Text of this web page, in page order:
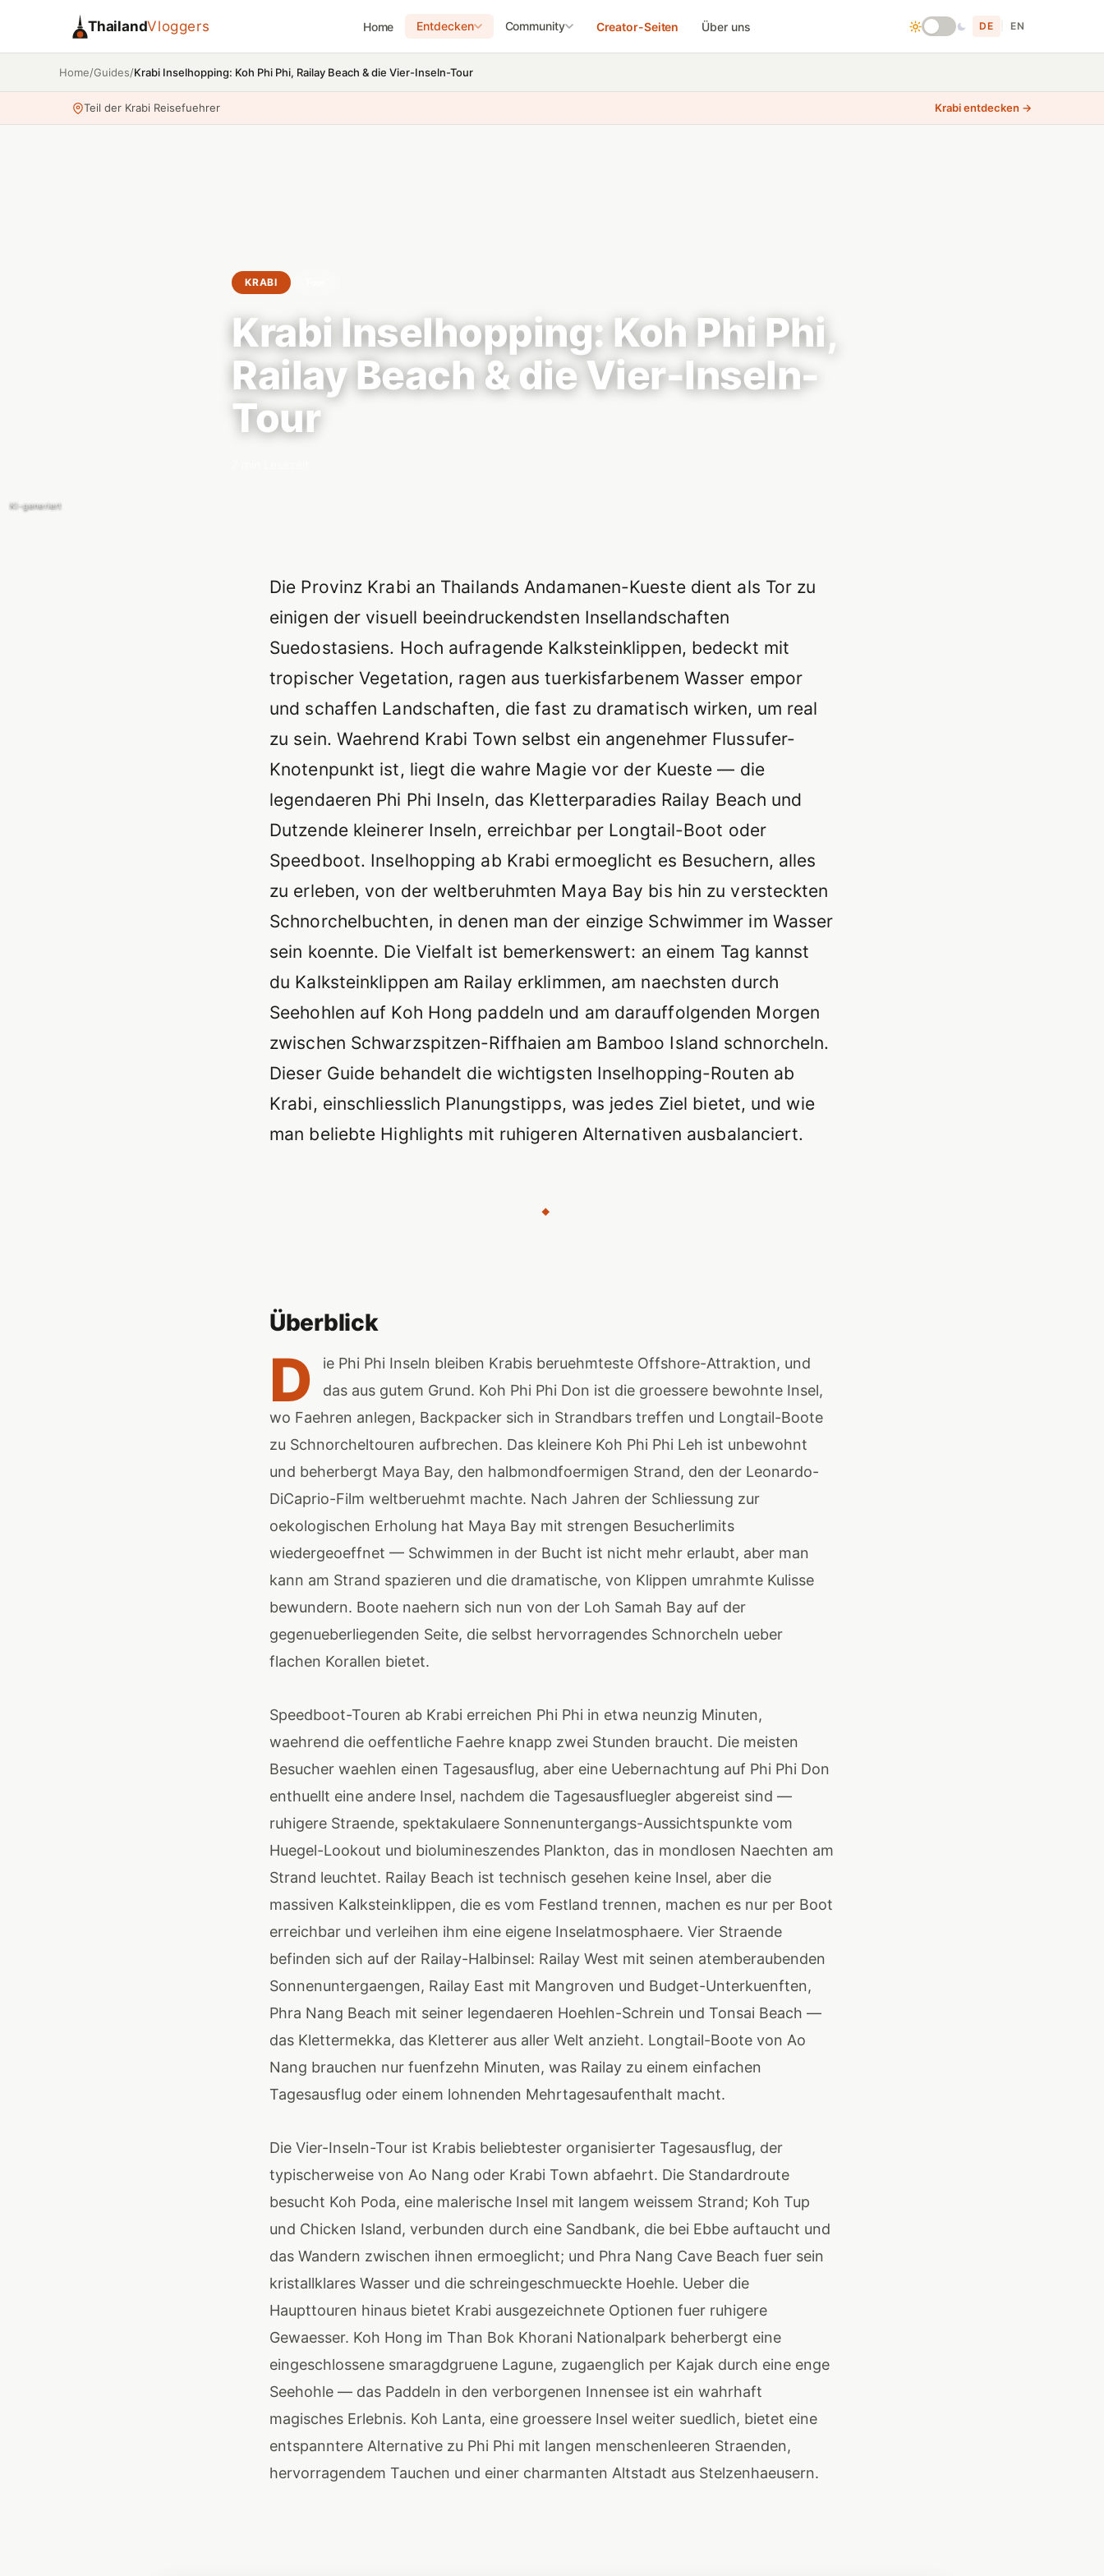
ThailandVloggers Home Entdecken Community Creator-Seiten Über uns DE EN
Home/Guides/Krabi Inselhopping: Koh Phi Phi, Railay Beach & die Vier-Inseln-Tour
Teil der Krabi Reisefuehrer Krabi entdecken →
KI-generiert
KRABI
Krabi Inselhopping: Koh Phi Phi,
Railay Beach & die Vier-Inseln-
Tour
Einführung
Die Provinz Krabi an Thailands Andamanen-Kueste dient als Tor zu
einigen der visuell beeindruckendsten Insellandschaften
Suedostasiens. Hoch aufragende Kalksteinklippen, bedeckt mit
tropischer Vegetation, ragen aus tuerkisfarbenem Wasser empor
und schaffen Landschaften, die fast zu dramatisch wirken, um real
zu sein. Waehrend Krabi Town selbst ein angenehmer Flussufer-
Knotenpunkt ist, liegt die wahre Magie vor der Kueste — die
legendaeren Phi Phi Inseln, das Kletterparadies Railay Beach und
Dutzende kleinerer Inseln, erreichbar per Longtail-Boot oder
Speedboot. Inselhopping ab Krabi ermoeglicht es Besuchern, alles
zu erleben, von der weltberuhmten Maya Bay bis hin zu versteckten
Schnorchelbuchten, in denen man der einzige Schwimmer im Wasser
sein koennte. Die Vielfalt ist bemerkenswert: an einem Tag kannst
du Kalksteinklippen am Railay erklimmen, am naechsten durch
Seehohlen auf Koh Hong paddeln und am darauffolgenden Morgen
zwischen Schwarzspitzen-Riffhaien am Bamboo Island schnorcheln.
Dieser Guide behandelt die wichtigsten Inselhopping-Routen ab
Krabi, einschliesslich Planungstipps, was jedes Ziel bietet, und wie
man beliebte Highlights mit ruhigeren Alternativen ausbalanciert.
◆
Überblick
D
ie Phi Phi Inseln bleiben Krabis beruehmteste Offshore-Attraktion, und
das aus gutem Grund. Koh Phi Phi Don ist die groessere bewohnte Insel,
wo Faehren anlegen, Backpacker sich in Strandbars treffen und Longtail-Boote
zu Schnorcheltouren aufbrechen. Das kleinere Koh Phi Phi Leh ist unbewohnt
und beherbergt Maya Bay, den halbmondfoermigen Strand, den der Leonardo-
DiCaprio-Film weltberuehmt machte. Nach Jahren der Schliessung zur
oekologischen Erholung hat Maya Bay mit strengen Besucherlimits
wiedergeoeffnet — Schwimmen in der Bucht ist nicht mehr erlaubt, aber man
kann am Strand spazieren und die dramatische, von Klippen umrahmte Kulisse
bewundern. Boote naehern sich nun von der Loh Samah Bay auf der
gegenueberliegenden Seite, die selbst hervorragendes Schnorcheln ueber
flachen Korallen bietet.
Speedboot-Touren ab Krabi erreichen Phi Phi in etwa neunzig Minuten,
waehrend die oeffentliche Faehre knapp zwei Stunden braucht. Die meisten
Besucher waehlen einen Tagesausflug, aber eine Uebernachtung auf Phi Phi Don
enthuellt eine andere Insel, nachdem die Tagesausfluegler abgereist sind —
ruhigere Straende, spektakulaere Sonnenuntergangs-Aussichtspunkte vom
Huegel-Lookout und biolumineszendes Plankton, das in mondlosen Naechten am
Strand leuchtet. Railay Beach ist technisch gesehen keine Insel, aber die
massiven Kalksteinklippen, die es vom Festland trennen, machen es nur per Boot
erreichbar und verleihen ihm eine eigene Inselatmosphaere. Vier Straende
befinden sich auf der Railay-Halbinsel: Railay West mit seinen atemberaubenden
Sonnenuntergaengen, Railay East mit Mangroven und Budget-Unterkuenften,
Phra Nang Beach mit seiner legendaeren Hoehlen-Schrein und Tonsai Beach —
das Klettermekka, das Kletterer aus aller Welt anzieht. Longtail-Boote von Ao
Nang brauchen nur fuenfzehn Minuten, was Railay zu einem einfachen
Tagesausflug oder einem lohnenden Mehrtagesaufenthalt macht.
Die Vier-Inseln-Tour ist Krabis beliebtester organisierter Tagesausflug, der
typischerweise von Ao Nang oder Krabi Town abfaehrt. Die Standardroute
besucht Koh Poda, eine malerische Insel mit langem weissem Strand; Koh Tup
und Chicken Island, verbunden durch eine Sandbank, die bei Ebbe auftaucht und
das Wandern zwischen ihnen ermoeglicht; und Phra Nang Cave Beach fuer sein
kristallklares Wasser und die schreingeschmueckte Hoehle. Ueber die
Haupttouren hinaus bietet Krabi ausgezeichnete Optionen fuer ruhigere
Gewaesser. Koh Hong im Than Bok Khorani Nationalpark beherbergt eine
eingeschlossene smaragdgruene Lagune, zugaenglich per Kajak durch eine enge
Seehohle — das Paddeln in den verborgenen Innensee ist ein wahrhaft
magisches Erlebnis. Koh Lanta, eine groessere Insel weiter suedlich, bietet eine
entspanntere Alternative zu Phi Phi mit langen menschenleeren Straenden,
hervorragendem Tauchen und einer charmanten Altstadt aus Stelzenhaeusern.